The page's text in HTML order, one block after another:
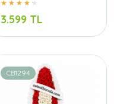
3.599 TL
CB1294